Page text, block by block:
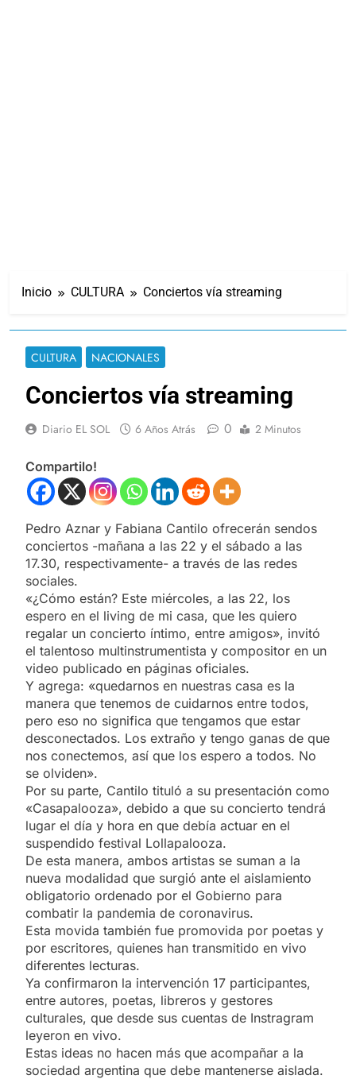
Inicio CULTURA Conciertos vía streaming
CULTURA NACIONALES
Conciertos vía streaming
Diario EL SOL 6 Años Atrás 0 2 Minutos
Compartilo!
Pedro Aznar y Fabiana Cantilo ofrecerán sendos
conciertos -mañana a las 22 y el sábado a las
17.30, respectivamente- a través de las redes
sociales.
«¿Cómo están? Este miércoles, a las 22, los
espero en el living de mi casa, que les quiero
regalar un concierto íntimo, entre amigos», invitó
el talentoso multinstrumentista y compositor en un
video publicado en páginas oficiales.
Y agrega: «quedarnos en nuestras casa es la
manera que tenemos de cuidarnos entre todos,
pero eso no significa que tengamos que estar
desconectados. Los extraño y tengo ganas de que
nos conectemos, así que los espero a todos. No
se olviden».
Por su parte, Cantilo tituló a su presentación como
«Casapalooza», debido a que su concierto tendrá
lugar el día y hora en que debía actuar en el
suspendido festival Lollapalooza.
De esta manera, ambos artistas se suman a la
nueva modalidad que surgió ante el aislamiento
obligatorio ordenado por el Gobierno para
combatir la pandemia de coronavirus.
Esta movida también fue promovida por poetas y
por escritores, quienes han transmitido en vivo
diferentes lecturas.
Ya confirmaron la intervención 17 participantes,
entre autores, poetas, libreros y gestores
culturales, que desde sus cuentas de Instragram
leyeron en vivo.
Estas ideas no hacen más que acompañar a la
sociedad argentina que debe mantenerse aislada.